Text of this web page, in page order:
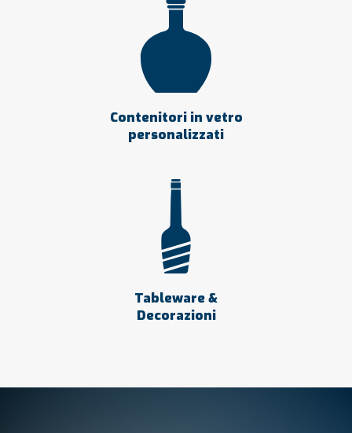
Contenitori in vetro
personalizzati
Tableware &
Decorazioni